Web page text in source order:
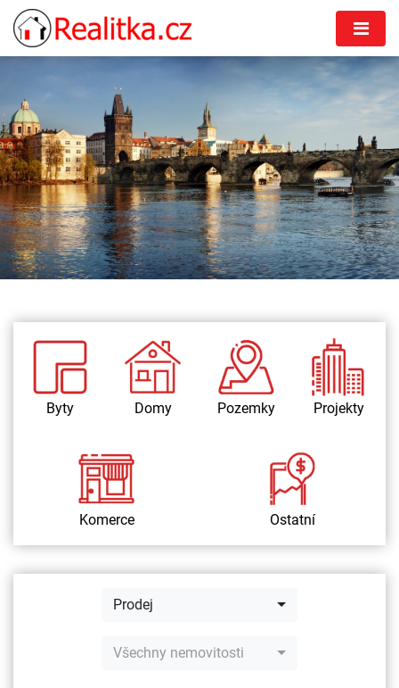
Byty Domy Pozemky Projekty
Komerce Ostatní
Prodej
Všechny nemovitosti